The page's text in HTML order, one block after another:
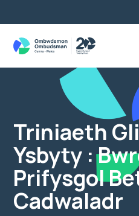
Triniaeth
Ysbyty :
Prifysgol
Cadwaladr